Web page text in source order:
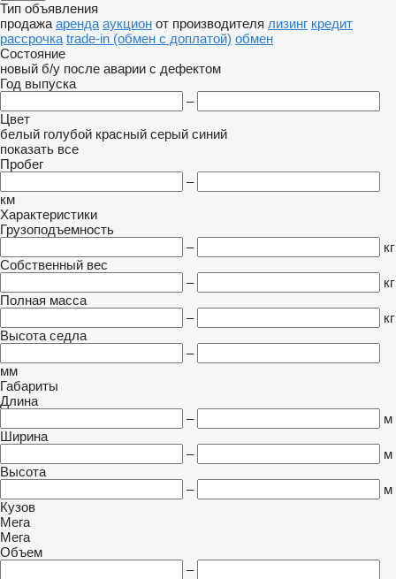
Тип объявления
продажа аренда аукцион от производителя лизинг кредит
рассрочка trade-in (обмен с доплатой) обмен
Состояние
новый б/у после аварии с дефектом
Год выпуска
–
Цвет
белый голубой красный серый синий
показать все
Пробег
–
км
Характеристики
Грузоподъемность
–
кг
Собственный вес
–
кг
Полная масса
–
кг
Высота седла
–
мм
Габариты
Длина
–
м
Ширина
–
м
Высота
–
м
Кузов
Мега
Мега
Объем
–